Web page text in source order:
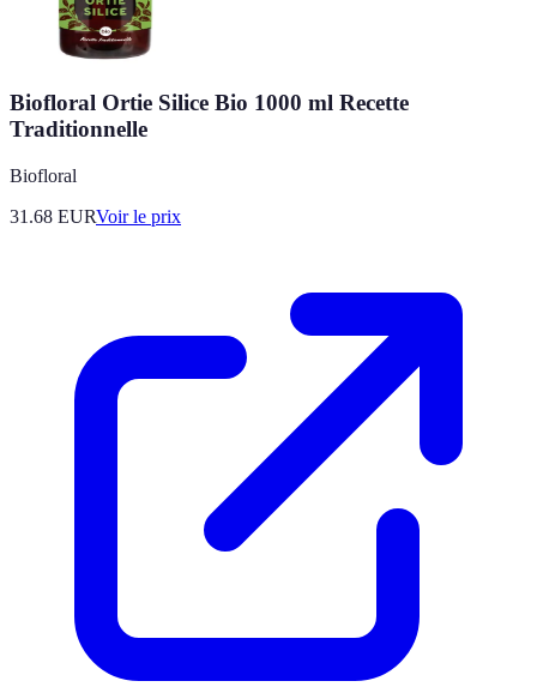
Biofloral Ortie Silice Bio 1000 ml Recette
Traditionnelle
Biofloral
31.68 EURVoir le prix